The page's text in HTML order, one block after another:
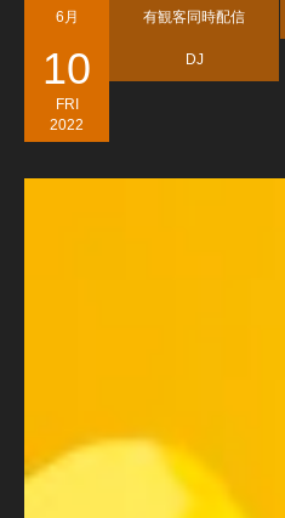
6月
10
FRI
2022
有観客同時配信
DJ